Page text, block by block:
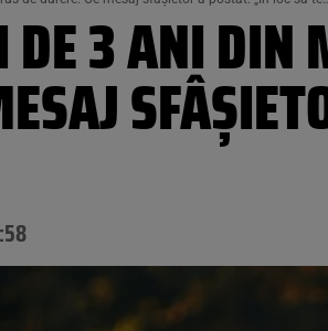
3 ANI DIN